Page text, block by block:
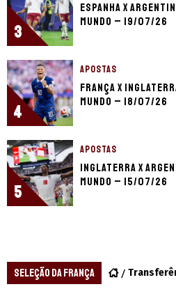
3
Espanha x
Mundo – 19/07/26
4
APOSTAS
França x
Mundo – 18/07/26
5
APOSTAS
Inglaterra x
Mundo – 15/07/26
SELEÇÃO DA FRANÇA